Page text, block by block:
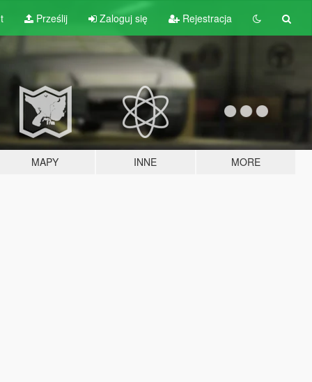
Prześlij Zaloguj się Rejestracja
MAPY INNE MORE